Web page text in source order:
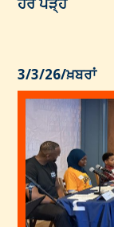
3/3/26/ਖ਼ਬਰਾਂ